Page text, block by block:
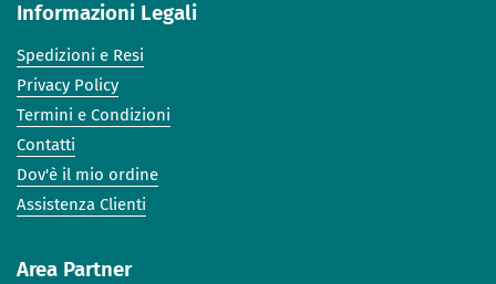
Informazioni Legali
Spedizioni e Resi
Privacy Policy
Termini e Condizioni
Contatti
Dov'è il mio ordine
Assistenza Clienti
Area Partner